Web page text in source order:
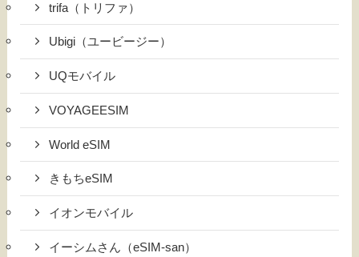
trifa（トリファ）
Ubigi（ユービージー）
UQモバイル
VOYAGEESIM
World eSIM
きもちeSIM
イオンモバイル
イーシムさん（eSIM-san）